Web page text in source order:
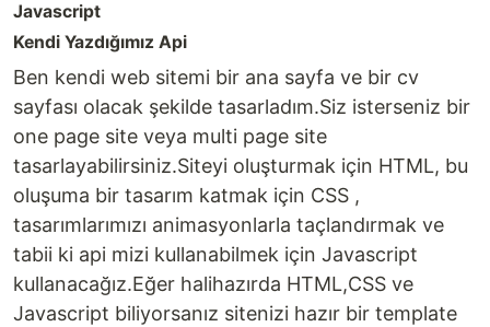
Javascript
Kendi Yazdığımız Api
Ben kendi web sitemi bir ana sayfa ve bir cv
sayfası olacak şekilde tasarladım.Siz isterseniz bir
one page site veya multi page site
tasarlayabilirsiniz.Siteyi oluşturmak için HTML, bu
oluşuma bir tasarım katmak için CSS ,
tasarımlarımızı animasyonlarla taçlandırmak ve
tabii ki api mizi kullanabilmek için Javascript
kullanacağız.Eğer halihazırda HTML,CSS ve
Javascript biliyorsanız sitenizi hazır bir template